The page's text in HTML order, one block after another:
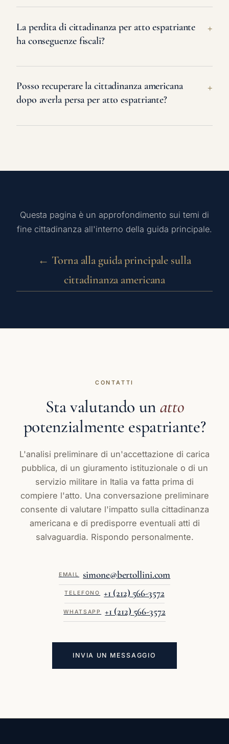
La perdita di cittadinanza per atto espatriante
ha conseguenze fiscali?
Posso recuperare la cittadinanza americana
dopo averla persa per atto espatriante?
Questa pagina è un approfondimento sui temi di
fine cittadinanza all'interno della guida principale.
← Torna alla guida principale sulla
cittadinanza americana
CONTATTI
Sta valutando unatto
potenzialmente espatriante?
L'analisi preliminare di un'accettazione di carica
pubblica, di un giuramento istituzionale o di un
servizio militare in Italia va fatta prima di
compiere l'atto. Una conversazione preliminare
consente di valutare l'impatto sulla cittadinanza
americana e di predisporre eventuali atti di
salvaguardia. Rispondo personalmente.
EMAIL simone@bertollini.com
TELEFONO +1 (212) 566-3572
WHATSAPP +1 (212) 566-3572
INVIA UN MESSAGGIO